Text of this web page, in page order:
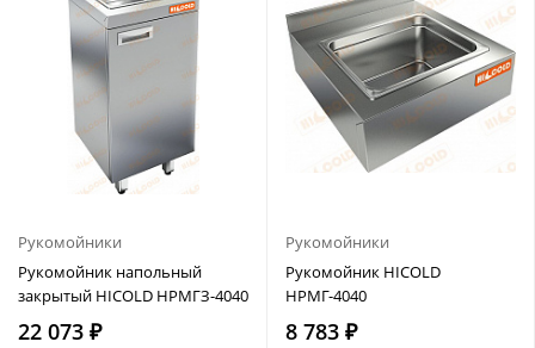
Рукомойники
Рукомойник напольный
закрытый HICOLD НРМГЗ-4040
22 073 ₽
Рукомойники
Рукомойник HICOLD
НРМГ-4040
8 783 ₽